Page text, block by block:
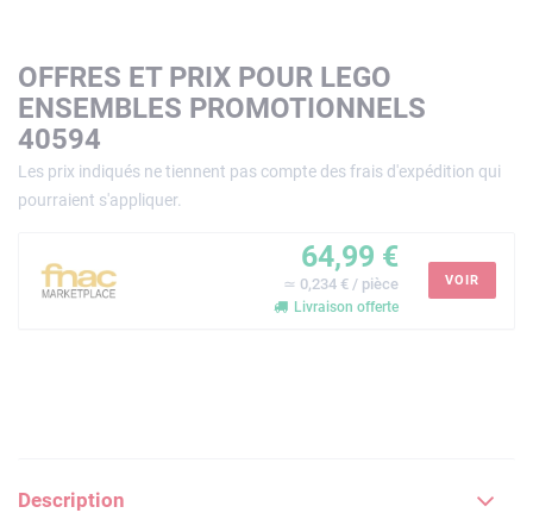
OFFRES ET PRIX POUR LEGO
ENSEMBLES PROMOTIONNELS
40594
Les prix indiqués ne tiennent pas compte des frais d'expédition qui
pourraient s'appliquer.
64,99 €
≃ 0,234 € / pièce
Livraison offerte
VOIR
Description